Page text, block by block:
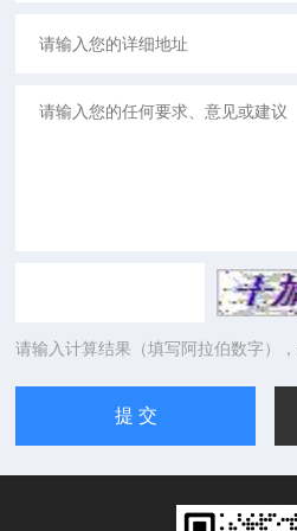
请输入计算结果（填写阿拉伯数字）